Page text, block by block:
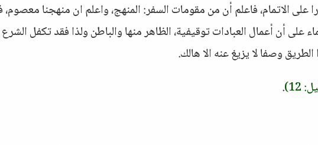
الاتمام، فاعلم أن من مقومات السفر: المنهج، واعلم ان منهجنا معصوم،
على أن أعمال العبادات توقيفية، الظاهر منها والباطن ولذا فقد تكفل
وصفا لا يزيغ عنه الا هالك.
12)
.